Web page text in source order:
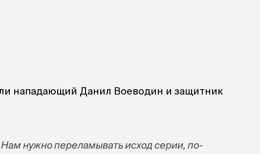
нападающий Данил Воеводин и защитник
нужно переламывать исход серии, по-